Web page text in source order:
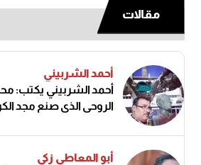
مقالات
أحمد الشربيني
أحمد الشربيني يكتب:
الروحي الذي صنع مجد
أبو المعاطي زكي